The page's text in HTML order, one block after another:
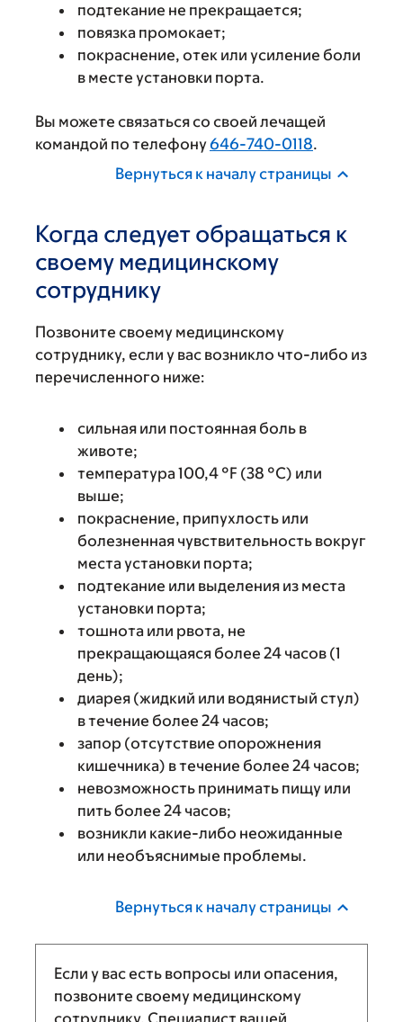
подтекание не прекращается;
повязка промокает;
покраснение, отек или усиление боли
в месте установки порта.
Вы можете связаться со своей лечащей
командой по телефону646-740-0118.
Вернуться к началу страницы
Когда следует обращаться к
своему медицинскому
сотруднику
Позвоните своему медицинскому
сотруднику, если у вас возникло что-либо из
перечисленного ниже:
сильная или постоянная боль в
животе;
температура 100,4 °F (38 °C) или
выше;
покраснение, припухлость или
болезненная чувствительность вокруг
места установки порта;
подтекание или выделения из места
установки порта;
тошнота или рвота, не
прекращающаяся более 24 часов (1
день);
диарея (жидкий или водянистый стул)
в течение более 24 часов;
запор (отсутствие опорожнения
кишечника) в течение более 24 часов;
невозможность принимать пищу или
пить более 24 часов;
возникли какие-либо неожиданные
или необъяснимые проблемы.
Вернуться к началу страницы
Если у вас есть вопросы или опасения,
позвоните своему медицинскому